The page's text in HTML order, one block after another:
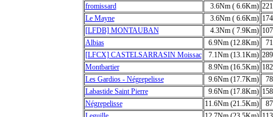
fromissard
3.6Nm ( 6.6Km)
Le Mayne
3.6Nm ( 6.6Km)
[LFDB] MONTAUBAN
4.3Nm ( 7.9Km)
Albias
6.9Nm (12.8Km)
[LFCX] CASTELSARRASIN Moissac
7.1Nm (13.1Km)
Montbartier
8.9Nm (16.5Km)
Les Gardios - Négrepelisse
9.6Nm (17.7Km)
Labastide Saint Pierre
9.6Nm (17.8Km)
Négrepelisse
11.6Nm (21.5Km)